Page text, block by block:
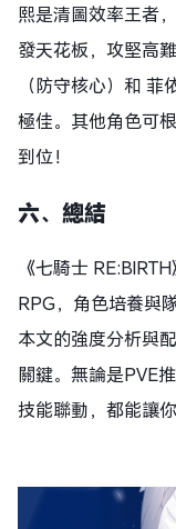
熙是清圖效率王者
發天花板，攻堅高
（防守核心）和
極佳。其他角色可
到位！
六、總結
《七騎士
RPG，角色培養與
本文的強度分析與
關鍵。無論是PVE
技能聯動，都能讓